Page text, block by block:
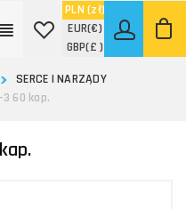
PLN (zł)
EUR(€)
GBP(£ )
SERCE I NARZĄDY
3 60 kap.